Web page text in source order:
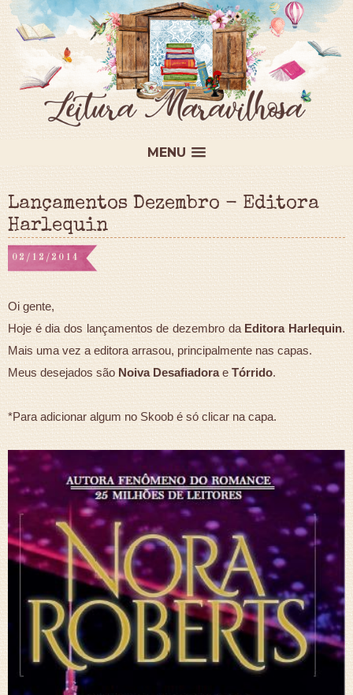
MENU
Lançamentos Dezembro - Editora
Harlequin
02/12/2014
Oi gente,
Hoje é dia dos lançamentos de dezembro daEditora Harlequin.
Mais uma vez a editora arrasou, principalmente nas capas.
Meus desejados sãoNoiva Desafiadorae Tórrido.
*Para adicionar algum no Skoob é só clicar na capa.